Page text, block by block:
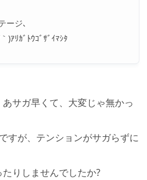
ージ､
)ｱﾘｶﾞﾄｳｺﾞｻﾞｲﾏｼﾀ
サガ早くて、大変じゃ無かっ
すが、テンションがサガらずに
りしませんでしたか?